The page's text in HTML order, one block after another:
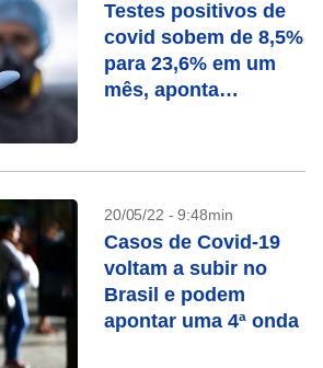
Testes positivos de
covid sobem de 8,5%
para 23,6% em um
mês, aponta
20/05/22 - 9:48min
Casos de Covid-19
voltam a subir no
Brasil e podem
apontar uma 4ª onda